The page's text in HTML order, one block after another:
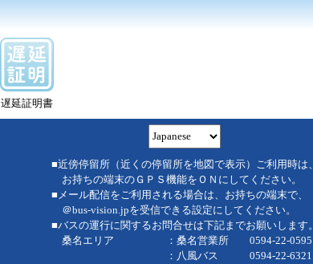
遅延証明書
■近傍停留所（近くの停留所を地図で表示）ご利用時は、
お持ちの端末のＧＰＳ機能をＯＮにしてください。
■メール配信をご利用される場合は、お持ちの端末で、
＠bus-vision.jpを受信できる設定にしてください。
■バスの運行に関するお問合せは下記までお願いします。
桑名エリア ：桑名営業所 0594-22-0595
：八風バス 0594-22-6321